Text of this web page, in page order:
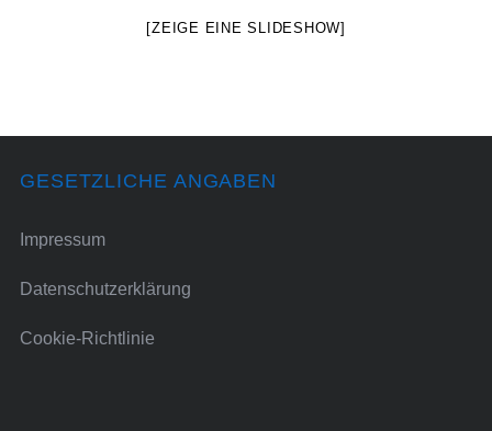
[ZEIGE EINE SLIDESHOW]
GESETZLICHE ANGABEN
Impressum
Datenschutzerklärung
Cookie-Richtlinie